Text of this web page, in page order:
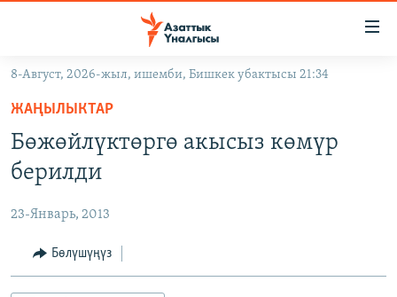
Навигацияга
өтүңүз
Издөөгө
салыңызКЫРГЫЗСТАН
ЭКОНОМИКА
МАДАНИЯТ
ДҮЙНӨ
БОРБОР АЗИЯ
УКРАИНА
АТАЙЫН ИЛИКТӨӨ
ТВ ПРОГРАММАЛАР
8-Август, 2026-жыл, ишемби, Бишкек убактысы 21:34
ЖАҢЫЛЫКТАР
Бөжөйлүктөргө акысыз көмүр
берилди
23-Январь, 2013
Бөлүшүңүз